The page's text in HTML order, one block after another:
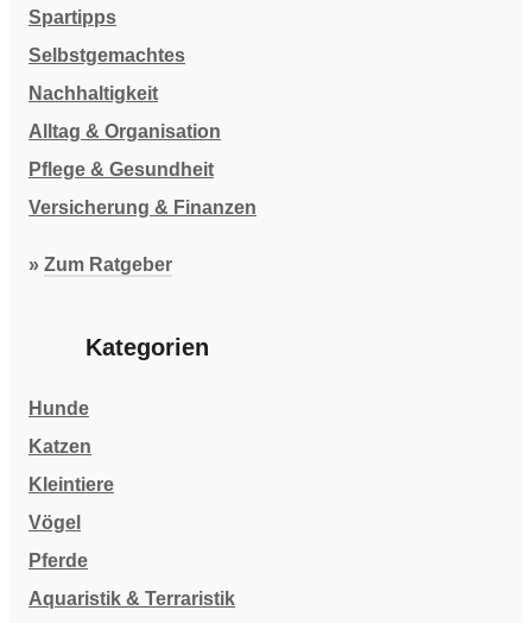
Spartipps
Selbstgemachtes
Nachhaltigkeit
Alltag & Organisation
Pflege & Gesundheit
Versicherung & Finanzen
» Zum Ratgeber
Kategorien
Hunde
Katzen
Kleintiere
Vögel
Pferde
Aquaristik & Terraristik